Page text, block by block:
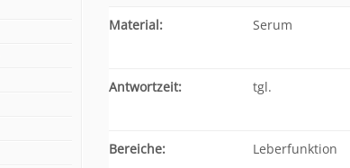
Material: Serum
Antwortzeit: tgl.
Bereiche: Leberfunktion